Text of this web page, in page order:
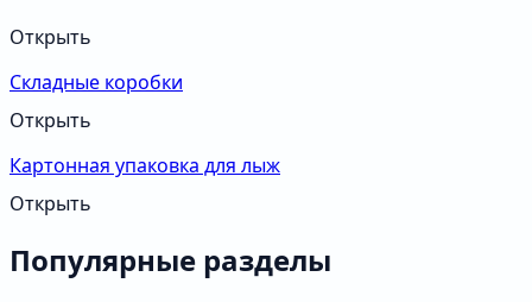
Открыть
Складные коробки
Открыть
Картонная упаковка для лыж
Открыть
Популярные разделы